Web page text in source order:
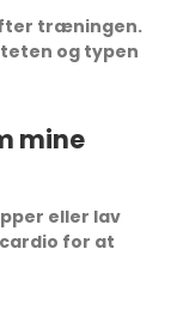
træningen.
og typen
mine
eller lav
for at